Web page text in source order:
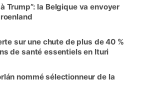
Trump”: la Belgique va envoyer
sur une chute de plus de 40 %
de santé essentiels en Ituri
nommé sélectionneur de la